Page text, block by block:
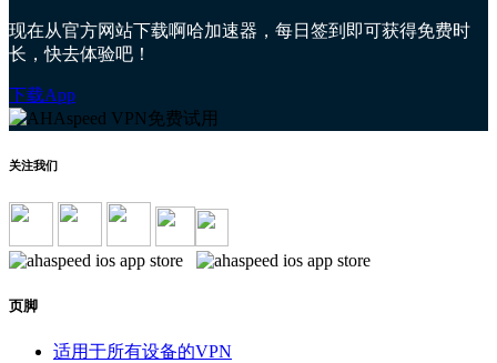
现在从官方网站下载啊哈加速器，每日签到即可获得免费时
长，快去体验吧！
下载App
关注我们
页脚
适用于所有设备的VPN